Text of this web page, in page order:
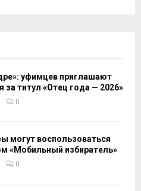
уфимцев приглашают
за титул «Отец года — 2026»
0
могут воспользоваться
«Мобильный избиратель»
0